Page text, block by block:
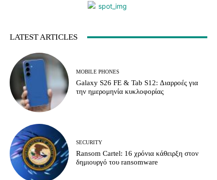
LATEST ARTICLES
MOBILE PHONES
Galaxy S26 FE & Tab S12: Διαρροές για
την ημερομηνία κυκλοφορίας
SECURITY
Ransom Cartel: 16 χρόνια κάθειρξη στον
δημιουργό του ransomware